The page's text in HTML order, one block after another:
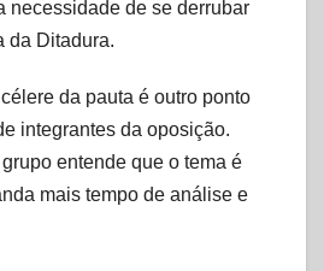
necessidade de se derrubar
da Ditadura.
da pauta é outro ponto
integrantes da oposição.
entende que o tema é
mais tempo de análise e